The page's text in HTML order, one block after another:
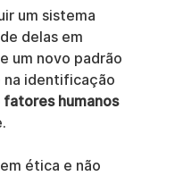
um sistema
delas em
um novo padrão
identificação
humanos
ética e não